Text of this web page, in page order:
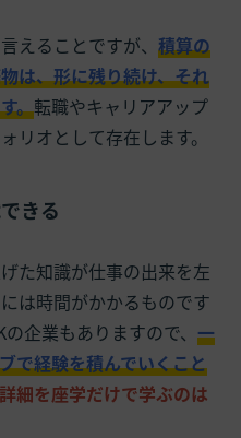
えることですが、 積算の
は、形に残り続け、それ
。転職やキャリアアップ
リオとして存在します。
きる
た知識が仕事の出来を左
は時間がかかるものです
企業もありますので、 一
で経験を積んでいくこと
細を座学だけで学ぶのは